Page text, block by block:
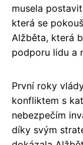
musela
která se
Alžběta, která
podporu lidu a
První roky
konfliktem s
nebezpečím
díky svým